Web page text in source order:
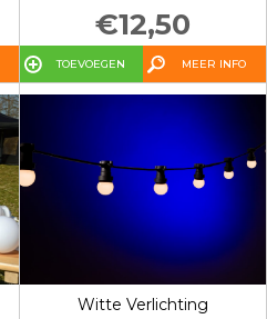
€12,50
TOEVOEGEN MEER INFO
Witte Verlichting